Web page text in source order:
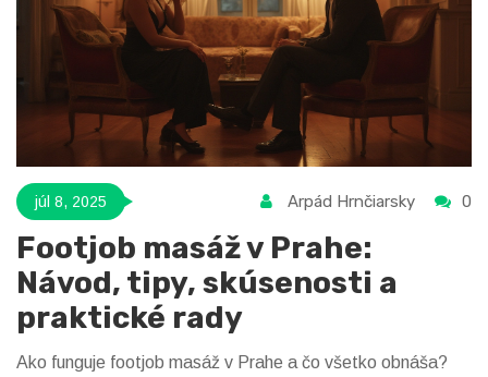
júl 8, 2025 Arpád Hrnčiarsky 0
Footjob masáž v Prahe:
Návod, tipy, skúsenosti a
praktické rady
Ako funguje footjob masáž v Prahe a čo všetko obnáša?